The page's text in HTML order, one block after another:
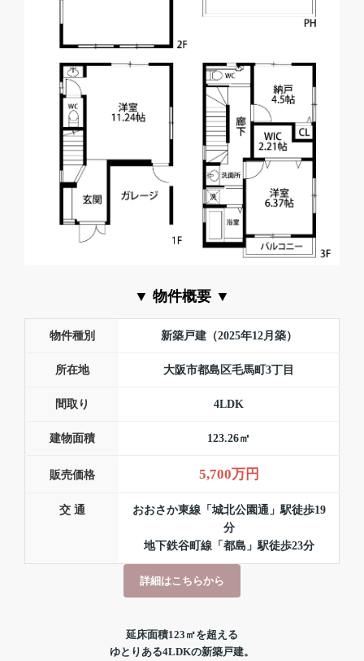
▼ 物件概要 ▼
物件種別 新築戸建（2025年12月築）
所在地 大阪市都島区毛馬町3丁目
間取り 4LDK
建物面積 123.26㎡
販売価格 5,700万円
交 通
おおさか東線「城北公園通」駅徒歩19
分
地下鉄谷町線「都島」駅徒歩23分
詳細はこちらから
延床面積123㎡を超える
ゆとりある4LDKの新築戸建。